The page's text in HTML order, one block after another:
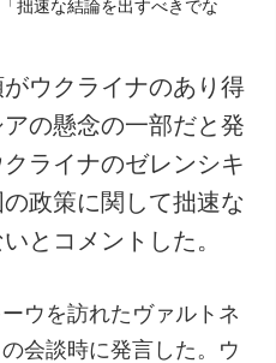
サービス
購読
フォトバンク
ウクライナのあり得
の懸念の一部だと発
ライナのゼレンシキ
政策に関して拙速な
とコメントした。
ウを訪れたヴァルトネ
会談時に発言した。ウ